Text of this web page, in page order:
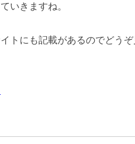
いきますね。
トにも記載があるのでどうぞ